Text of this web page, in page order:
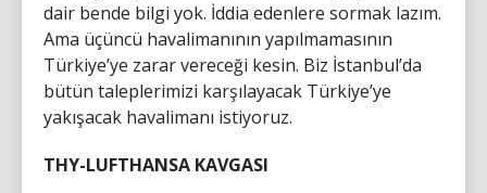
dair bende bilgi yok. İddia edenlere sormak lazım.
Ama üçüncü havalimanının yapılmamasının
Türkiye’ye zarar vereceği kesin. Biz İstanbul’da
bütün taleplerimizi karşılayacak Türkiye’ye
yakışacak havalimanı istiyoruz.
THY-LUFTHANSA KAVGASI